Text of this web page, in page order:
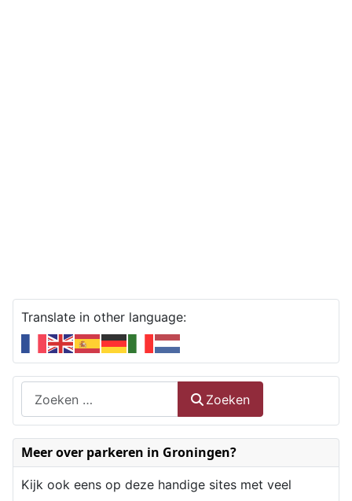
Translate in other language:
Zoeken
Type 2 or more characters for results.
Zoeken
Meer over parkeren in Groningen?
Kijk ook eens op deze handige sites met veel